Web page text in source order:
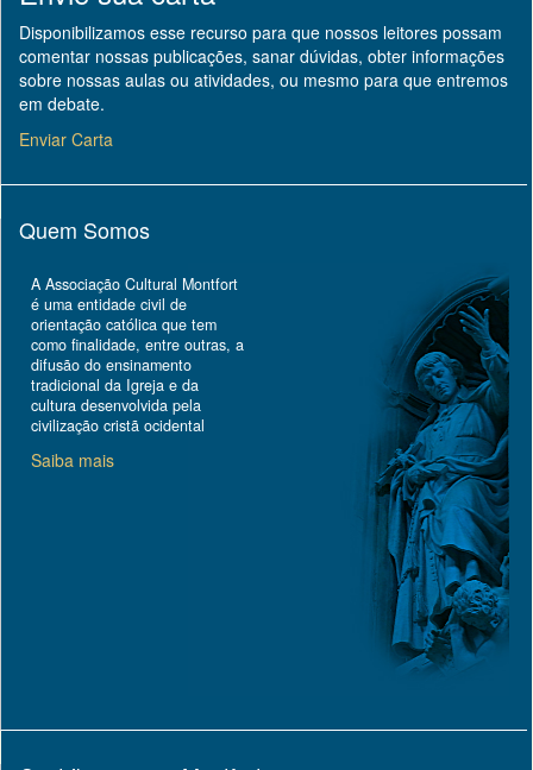
Disponibilizamos esse recurso para que nossos leitores possam
comentar nossas publicações, sanar dúvidas, obter informações
sobre nossas aulas ou atividades, ou mesmo para que entremos
em debate.
Enviar Carta
Quem Somos
A Associação Cultural Montfort
é uma entidade civil de
orientação católica que tem
como finalidade, entre outras, a
difusão do ensinamento
tradicional da Igreja e da
cultura desenvolvida pela
civilização cristã ocidental
Saiba mais